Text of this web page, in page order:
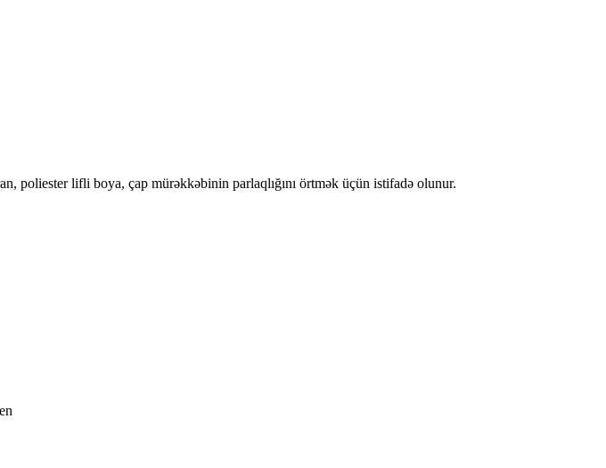
lifli boya, çap mürəkkəbinin parlaqlığını örtmək üçün istifadə olunur.